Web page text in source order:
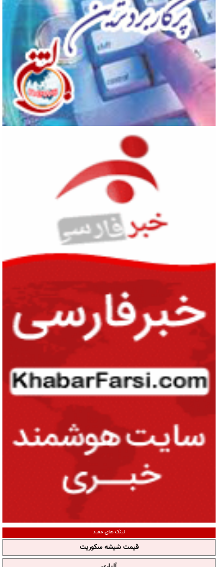
لینک های مفید
قیمت شیشه سکوریت